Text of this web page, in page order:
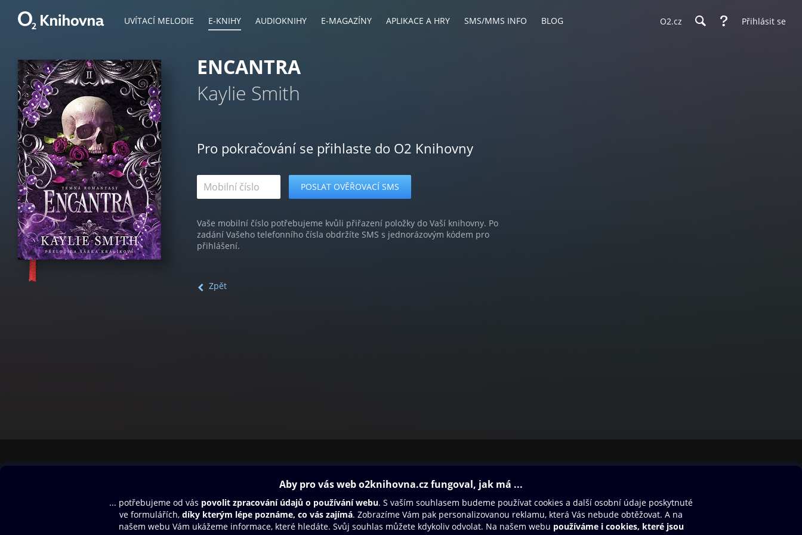
UVÍTACÍ MELODIE E-KNIHY AUDIOKNIHY E-MAGAZÍNY APLIKACE A HRY SMS/MMS INFO BLOG O2.cz Přihlásit se
ENCANTRA
Kaylie Smith
Pro pokračování se přihlaste do O2 Knihovny
Vaše mobilní číslo potřebujeme kvůli přiřazení položky do Vaší knihovny. Po
zadání Vašeho telefonního čísla obdržíte SMS s jednorázovým kódem pro
přihlášení.
Zpět
Aplikace a hry
SMS/MMS Info
Blog
Dárkový poukaz
Nápověda
Oneplay Originály
Sport